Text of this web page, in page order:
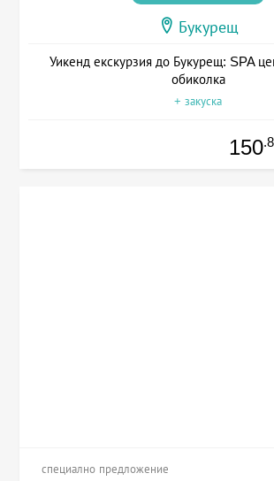
Букурещ
Уикенд екскурзия до Букурещ: SPA
обиколка
+ закуска
150
специално предложение